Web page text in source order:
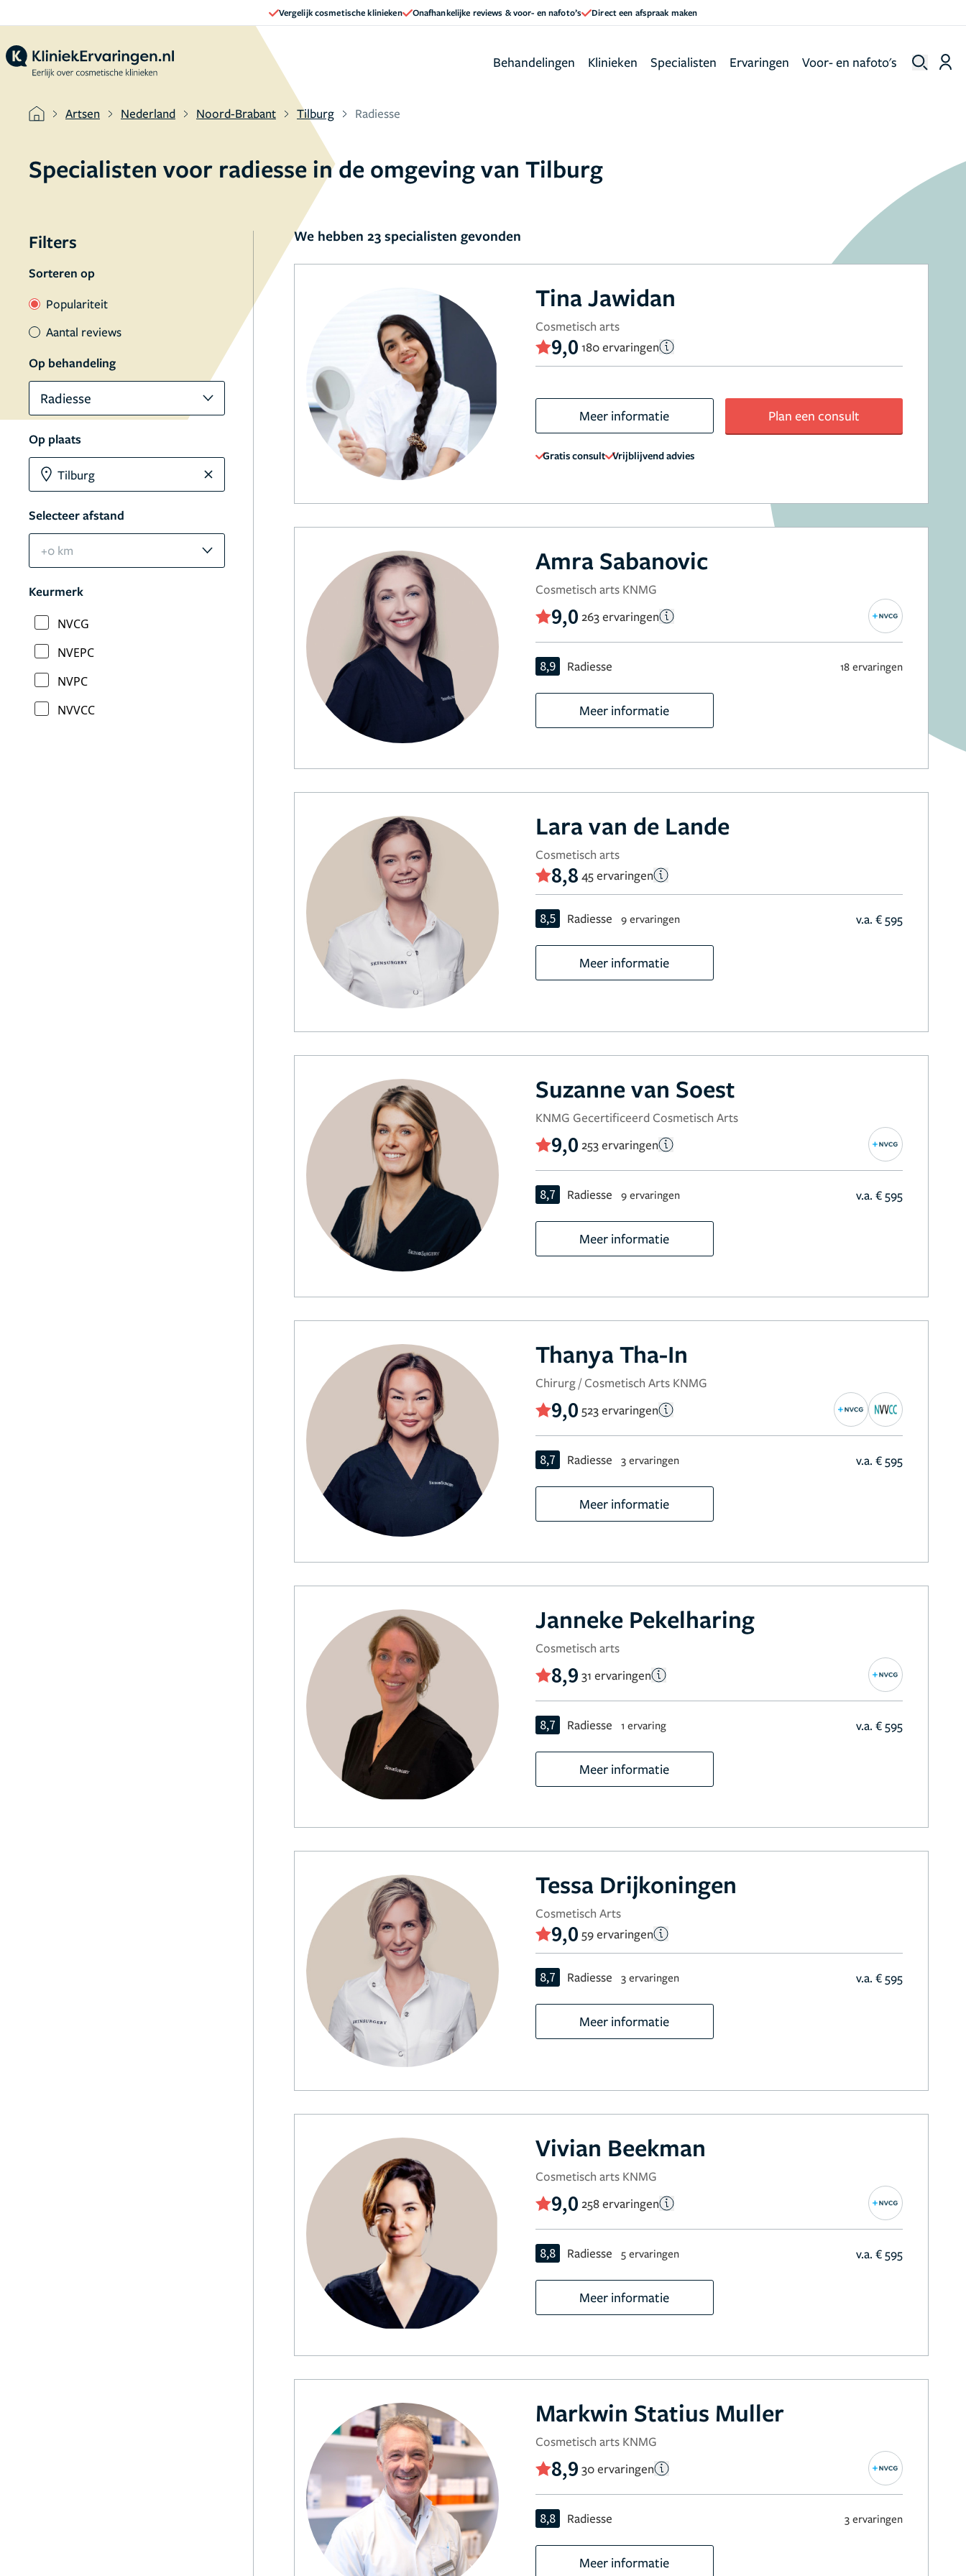
Vergelijk cosmetische klinieken Onafhankelijke reviews & voor- en nafoto’s Direct een afspraak maken
Behandelingen Klinieken Specialisten Ervaringen Voor- en nafoto's
Artsen Nederland Noord-Brabant Tilburg Radiesse
Specialisten voor radiesse in de omgeving van Tilburg
Filters
Sorteren op
Populariteit
Aantal reviews
Op behandeling
Radiesse
Op plaats
Selecteer afstand
+0 km
Keurmerk
NVCG
NVEPC
NVPC
NVVCC
We hebben 23 specialisten gevonden
Tina Jawidan
Cosmetisch arts
9,0 180 ervaringen
Meer informatie Plan een consult
Gratis consult Vrijblijvend advies
Amra Sabanovic
Cosmetisch arts KNMG
9,0 263 ervaringen
8,9 Radiesse 18 ervaringen
Meer informatie
Lara van de Lande
Cosmetisch arts
8,8 45 ervaringen
8,5 Radiesse 9 ervaringen v.a. € 595
Meer informatie
Suzanne van Soest
KNMG Gecertificeerd Cosmetisch Arts
9,0 253 ervaringen
8,7 Radiesse 9 ervaringen v.a. € 595
Meer informatie
Thanya Tha-In
Chirurg / Cosmetisch Arts KNMG
9,0 523 ervaringen
8,7 Radiesse 3 ervaringen v.a. € 595
Meer informatie
Janneke Pekelharing
Cosmetisch arts
8,9 31 ervaringen
8,7 Radiesse 1 ervaring v.a. € 595
Meer informatie
Tessa Drijkoningen
Cosmetisch Arts
9,0 59 ervaringen
8,7 Radiesse 3 ervaringen v.a. € 595
Meer informatie
Vivian Beekman
Cosmetisch arts KNMG
9,0 258 ervaringen
8,8 Radiesse 5 ervaringen v.a. € 595
Meer informatie
Markwin Statius Muller
Cosmetisch arts KNMG
8,9 30 ervaringen
8,8 Radiesse 3 ervaringen
Meer informatie